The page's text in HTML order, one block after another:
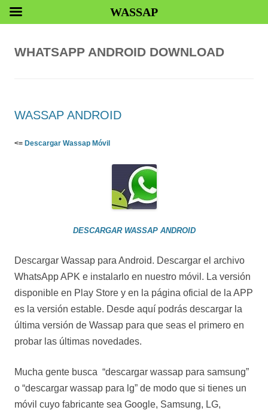
WHATSAPP ANDROID DOWNLOAD
WASSAP ANDROID
<= Descargar Wassap Móvil
DESCARGAR WASSAP ANDROID
Descargar Wassap para Android. Descargar el archivo
WhatsApp APK e instalarlo en nuestro móvil. La versión
disponible en Play Store y en la página oficial de la APP
es la versión estable. Desde aquí podrás descargar la
última versión de Wassap para que seas el primero en
probar las últimas novedades.
Mucha gente busca “descargar wassap para samsung”
o “descargar wassap para lg” de modo que si tienes un
móvil cuyo fabricante sea Google, Samsung, LG,
WASSAP